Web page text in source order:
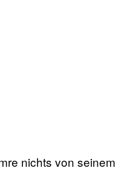
nichts von seinem